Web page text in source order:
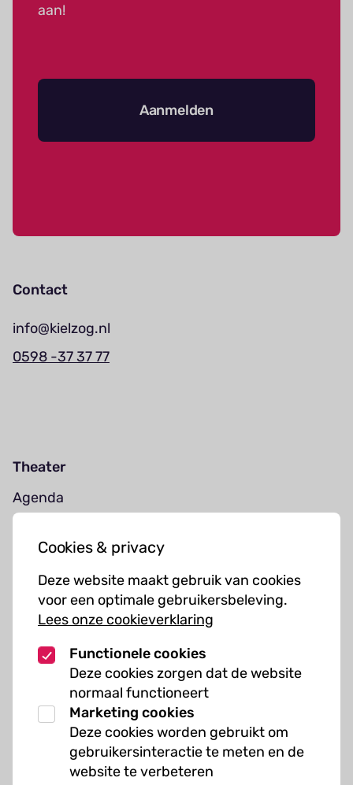
Cookies & privacy
Deze website maakt gebruik van cookies
voor een optimale gebruikersbeleving.
Lees onze cookieverklaring
Functionele cookies
Deze cookies zorgen dat de website
normaal functioneert
Marketing cookies
Deze cookies worden gebruikt om
gebruikersinteractie te meten en de
website te verbeteren
aan!
Aanmelden
Contact
info@kielzog.nl
0598 -37 37 77
Theater
Agenda
Muziekcursussen
Kunst cursussen
Over ons
Organisatie
Werken bij Kielzog
Veelgestelde vragen